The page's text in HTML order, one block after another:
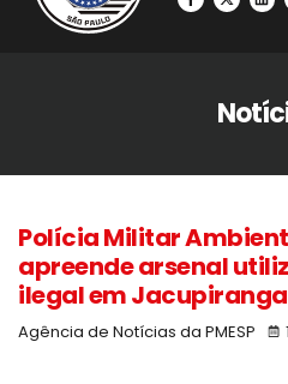
Polícia Militar
apreende arsenal
ilegal em
Agência de Notícias da PMESP